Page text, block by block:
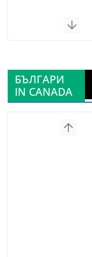
БЪЛГАРИ
IN CANADA